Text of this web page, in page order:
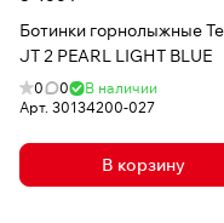
Ботинки горнолыжные
JT 2 PEARL LIGHT BLUE
0 0
В наличии
Арт. 30134200-027
В корзину